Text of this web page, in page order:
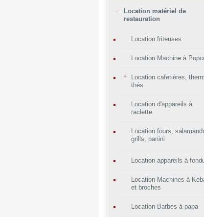
Location matériel de
restauration
Location friteuses
Location Machine à
Location cafetières,
thés
Location d'appareils à
raclette
Location fours,
grills, panini
Location appareils à
Location Machines à
et broches
Location Barbes à papa